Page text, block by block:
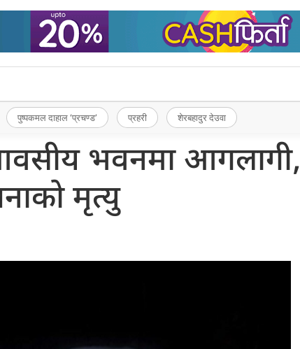
पुष्पकमल दाहाल ‘प्रचण्ड’ प्रहरी शेरबहादुर देउवा
भवनमा आगलागी,
मृत्यु